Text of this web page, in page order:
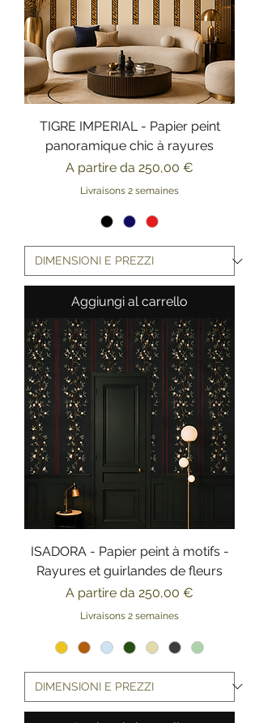
TIGRE IMPERIAL - Papier peint
panoramique chic à rayures
A partire da 250,00 €
Prezzo scontato
Livraisons 2 semaines
Aggiungi al carrello
ISADORA - Papier peint à motifs -
Rayures et guirlandes de fleurs
A partire da 250,00 €
Prezzo scontato
Livraisons 2 semaines